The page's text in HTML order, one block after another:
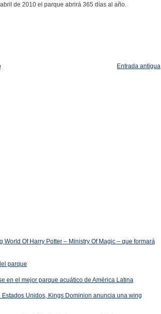
de 2010 el parque abrirá 365 días al año.
Entrada antigua
Of Harry Potter – Ministry Of Magic – que formará
parque
en el mejor parque acuático de América Latina
Unidos, Kings Dominion anuncia una wing